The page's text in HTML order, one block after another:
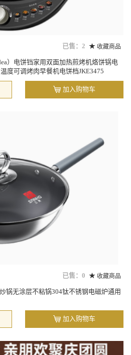
已售：2 收藏商品
）电饼铛家用双面加热煎烤机烙饼锅电
度可调烤肉早餐机电饼档JKE3475
加入购物车
已售：0 收藏商品
锅无涂层不粘锅304钛不锈钢电磁炉通用
加入购物车